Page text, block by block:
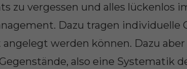
zu vergessen und alles lückenlos
Dazu tragen
werden können. Dazu
also eine Systematik